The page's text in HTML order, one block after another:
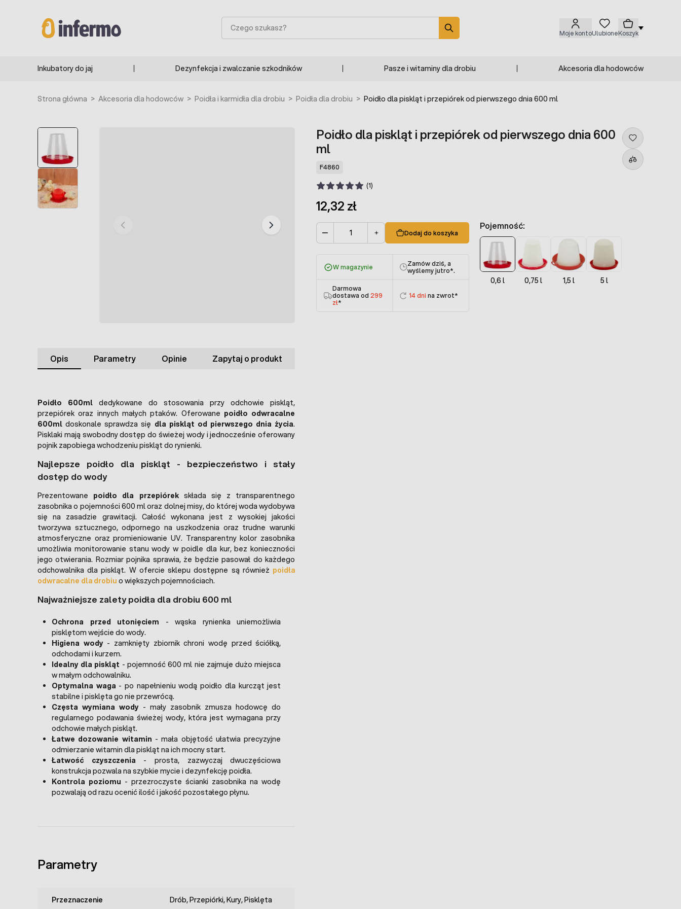
Moje kontoUlubioneKoszyk
Szukaj
Inkubatory do jaj Dezynfekcja i zwalczanie szkodników Pasze i witaminy dla drobiu Akcesoria dla hodowców
Strona główna > Akcesoria dla hodowców > Poidła i karmidła dla drobiu > Poidła dla drobiu > Poidło dla piskląt i przepiórek od pierwszego dnia 600 ml
Poidło dla piskląt i przepiórek od pierwszego dnia 600
ml
F4860
(1)
12,32 zł
Dodaj do koszyka
Pojemność:
0,6 l 0,75 l 1,5 l 5 l
W magazynie
Zamów dziś, a
wyślemy jutro*.
Darmowa
dostawa od299
zł*
14 dni na zwrot*
Opis Parametry Opinie Zapytaj o produkt
Poidło 600mldedykowane do stosowania przy odchowie piskląt,
przepiórek oraz innych małych ptaków. Oferowane poidło odwracalne
600ml doskonale sprawdza się dla piskląt od pierwszego dnia życia.
Pisklaki mają swobodny dostęp do świeżej wody i jednocześnie oferowany
pojnik zapobiega wchodzeniu piskląt do rynienki.
Najlepsze poidło dla piskląt - bezpieczeństwo i stały
dostęp do wody
Prezentowane poidło dla przepiórekskłada się z transparentnego
zasobnika o pojemności 600 ml oraz dolnej misy, do której woda wydobywa
się na zasadzie grawitacji. Całość wykonana jest z wysokiej jakości
tworzywa sztucznego, odpornego na uszkodzenia oraz trudne warunki
atmosferyczne oraz promieniowanie UV. Transparentny kolor zasobnika
umożliwia monitorowanie stanu wody w poidle dla kur, bez konieczności
jego otwierania. Rozmiar pojnika sprawia, że będzie pasował do każdego
odchowalnika dla piskląt. W ofercie sklepu dostępne są również poidła
odwracalne dla drobiu o większych pojemnościach.
Najważniejsze zalety poidła dla drobiu 600 ml
Ochrona przed utonięciem - wąska rynienka uniemożliwia
pisklętom wejście do wody.
Higiena wody- zamknięty zbiornik chroni wodę przed ściółką,
odchodami i kurzem.
Idealny dla piskląt - pojemność 600 ml nie zajmuje dużo miejsca
w małym odchowalniku.
Optymalna waga - po napełnieniu wodą poidło dla kurcząt jest
stabilne i pisklęta go nie przewrócą.
Częsta wymiana wody - mały zasobnik zmusza hodowcę do
regularnego podawania świeżej wody, która jest wymagana przy
odchowie małych piskląt.
Łatwe dozowanie witamin - mała objętość ułatwia precyzyjne
odmierzanie witamin dla piskląt na ich mocny start.
Łatwość czyszczenia - prosta, zazwyczaj dwuczęściowa
konstrukcja pozwala na szybkie mycie i dezynfekcję poidła.
Kontrola poziomu - przezroczyste ścianki zasobnika na wodę
pozwalają od razu ocenić ilość i jakość pozostałego płynu.
Parametry
Przeznaczenie Drób, Przepiórki, Kury, Pisklęta